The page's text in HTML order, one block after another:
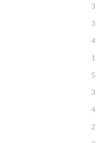
3
3
4
1
5
3
4
2